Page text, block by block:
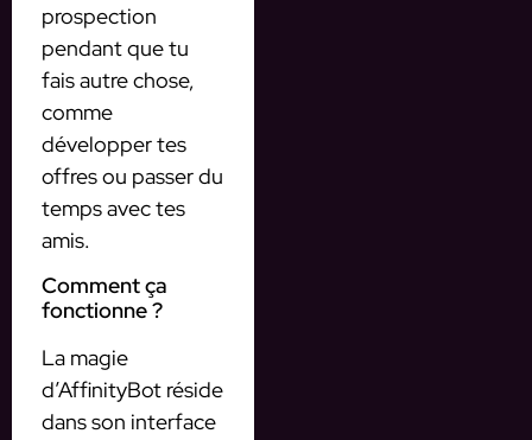
prospection
pendant que tu
fais autre chose,
comme
développer tes
offres ou passer du
temps avec tes
amis.
Comment ça
fonctionne ?
La magie
d’AffinityBot réside
dans son interface